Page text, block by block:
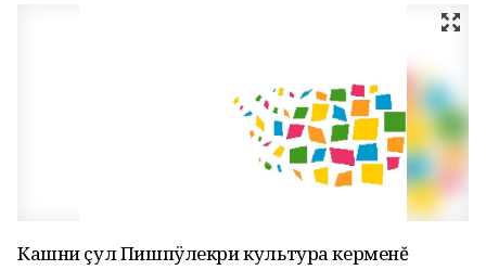
Кашни çул Пишпÿлекри культура керменĕ